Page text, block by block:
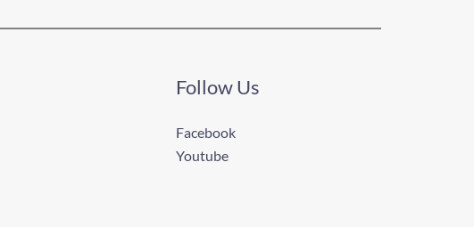
Follow Us
Facebook
Youtube